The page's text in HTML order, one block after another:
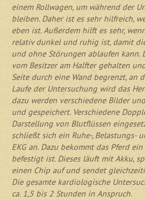
einem Rollwagen, um während der
bleiben. Daher ist es sehr hilfreich,
eben ist. Außerdem hilft es sehr,
relativ dunkel und ruhig ist, damit
und ohne Störungen ablaufen kann.
vom Besitzer am Halfter gehalten
Seite durch eine Wand begrenzt, an
Laufe der Untersuchung wird das
dazu werden verschiedene Bilder
und gespeichert. Verschiedene
Darstellung von Blutflüssen
schließt sich ein Ruhe-, Belastungs-
EKG an. Dazu bekommt das Pferd
befestigt ist. Dieses läuft mit Akku,
einen Chip auf und sendet
Die gesamte kardiologische
ca. 1,5 bis 2 Stunden in Anspruch.